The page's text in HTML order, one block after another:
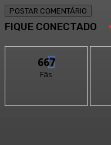
FIQUE CONECTADO
667
Fãs